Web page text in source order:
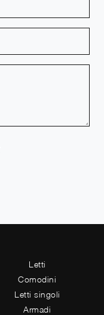
Letti
Comodini
Letti singoli
Armadi